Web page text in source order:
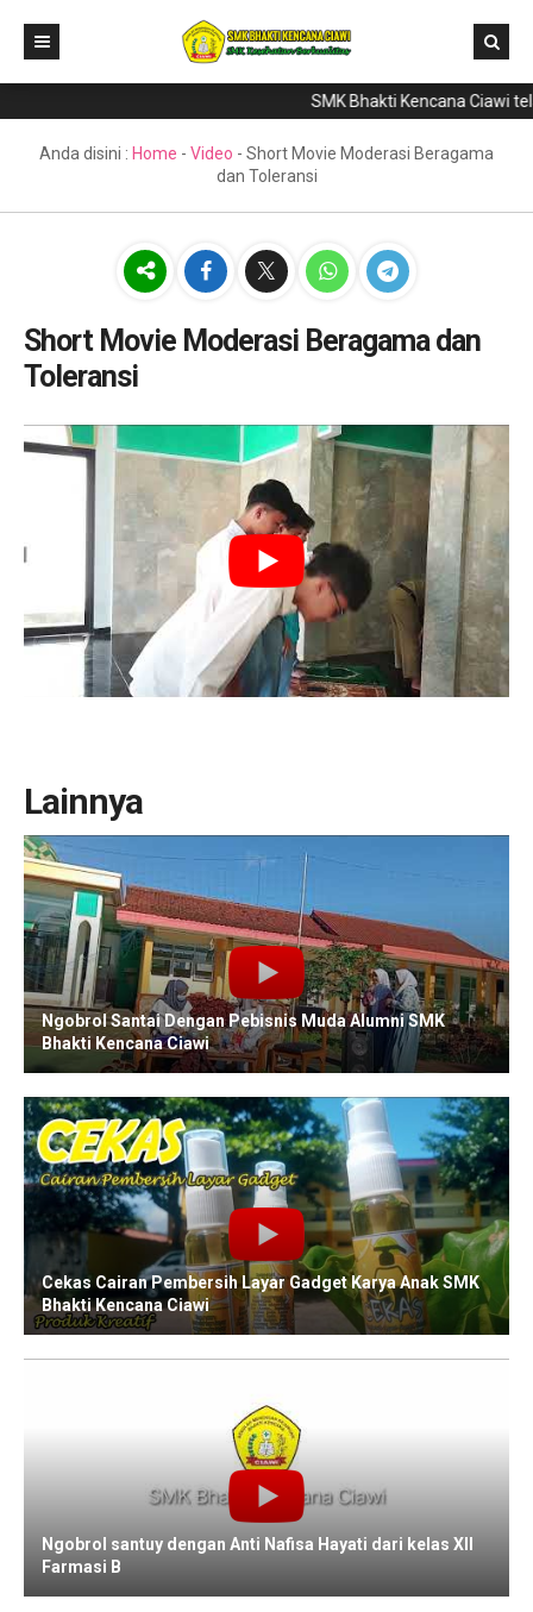
Direktori
Galeri
GTK & Siswa
PPDB
SMK Bhakti Kencana Ciawi
Anda disini : Home - Video - Short Movie Moderasi Beragama
dan Toleransi
Short Movie Moderasi Beragama dan
Toleransi
Lainnya
Ngobrol Santai Dengan Pebisnis Muda Alumni SMK
Bhakti Kencana Ciawi
Cekas Cairan Pembersih Layar Gadget Karya Anak SMK
Bhakti Kencana Ciawi
Ngobrol santuy dengan Anti Nafisa Hayati dari kelas XII
Farmasi B